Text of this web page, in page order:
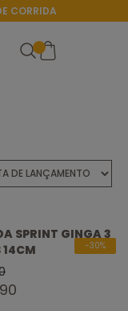
CORRIDA
SPRINT GINGA 3
14CM
-30%